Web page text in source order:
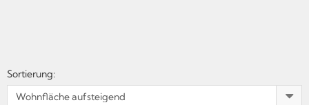
Sortierung: